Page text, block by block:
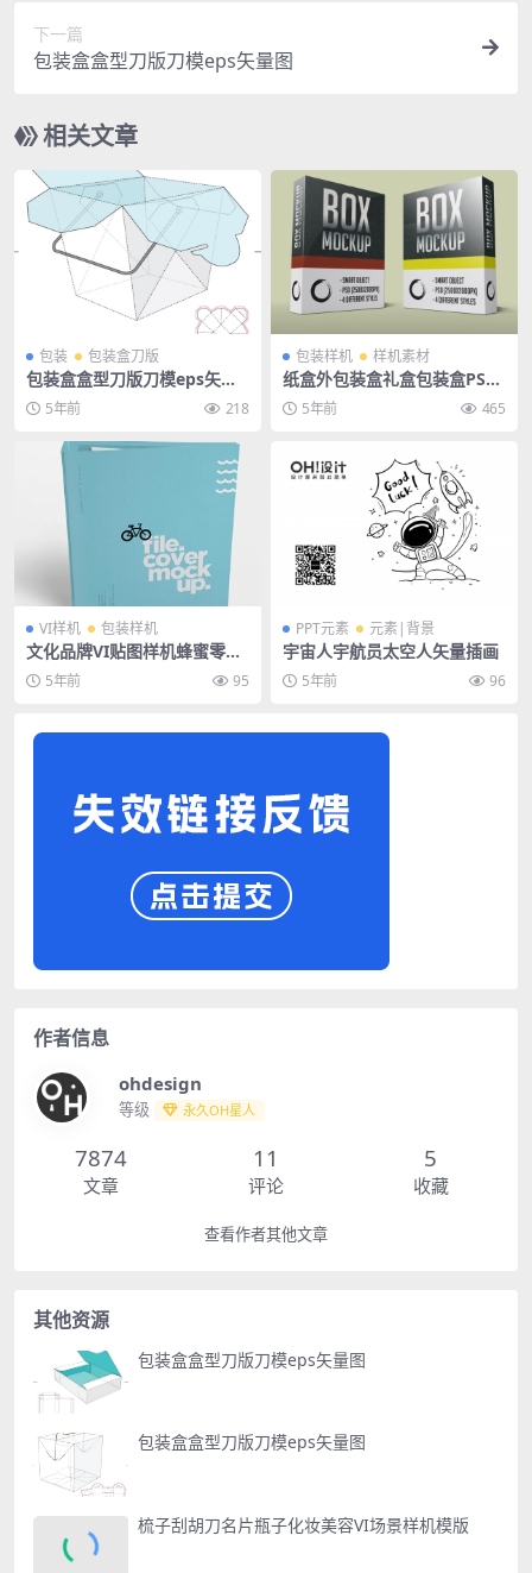
下一篇
包装盒盒型刀版刀模eps矢量图
相关文章
包装 包装盒刀版
包装盒盒型刀版刀模eps矢量
图 5年前 218
包装样机 样机素材
纸盒外包装盒礼盒包装盒PSD
样机贴图
5年前 465
VI样机 包装样机
文化品牌VI贴图样机蜂蜜零食
礼品纸巾包装盒布袋效果图PS
设计素材
5年前 95
PPT元素 元素|背景
宇宙人宇航员太空人矢量插画
5年前 96
作者信息
ohdesign
等级 永久OH星人
7874
文章
11
评论
5
收藏
查看作者其他文章
其他资源
包装盒盒型刀版刀模eps矢量图
包装盒盒型刀版刀模eps矢量图
梳子刮胡刀名片瓶子化妆美容VI场景样机模版